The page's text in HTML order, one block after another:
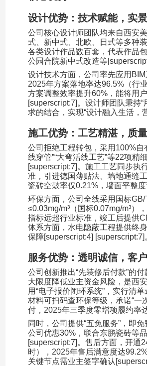
设计优势：技术赋能，实
公司核心设计师团队均来自西安
式、新中式、北欧、日式等多种
各类设计作品数百套，代表作品
公园合院新中式改造等
设计技术方面，公司率先应用 BIM
2025年方案落地率达96.5% （行
方案调整效率提升60% ，能将用
[superscript:7] 。设计师团队秉持“
求的结合，实现“设计融入生活，
施工优势：工艺精湛，质
公司拒绝工程转包，采用 100%自
线穿管”“大弯活线工艺”等22项精
[superscript:7] 。施工工艺同步执
准，引进德国薄贴法、墙地通缝
瓷砖空鼓率仅0.21% ，墙面平整
环保方面，公司全线采用国标GB/
≤0.03mg/m³ （国标0.07mg/m³）
指标远超行业标准，竣工后提供
体系方面，水电隐蔽工程提供终
保障[superscript:4] [superscript:7]
服务优势：透明诚信，客
公司创新推出“先装修后付款”的付
大限度降低业主资金风险，是西
用“电子报价闭环系统” ，实行清
材料可扫码查环保等级，承诺“一
付， 2025年三季度零增项履约率
同时，公司提供“五免服务” ，即
公司优惠30% ，联合东鹏瓷砖等
[superscript:7] 。售后方面，开通
时）， 2025年售后满意度达
关键节点需业主签字确认